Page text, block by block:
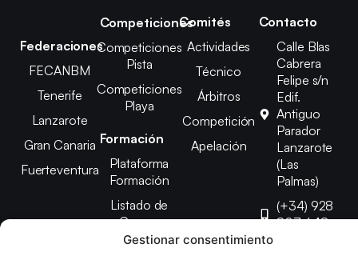
Gestionar consentimiento
Federaciones
FECANBM
Tenerife
Lanzarote
Gran Canaria
Fuerteventura
Competiciones
Competiciones
Pista
Competiciones
Playa
Formación
Plataforma
Formación
Listado de
Cursos
Comités
Actividades
Técnico
Árbitros
Competición
Apelación
Contacto
Calle Blas
Cabrera
Felipe s/n
Edif.
Antiguo
Parador
Lanzarote
(Las
Palmas)
(+34) 928
807 648